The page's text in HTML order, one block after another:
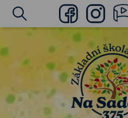
FacebookInstagram